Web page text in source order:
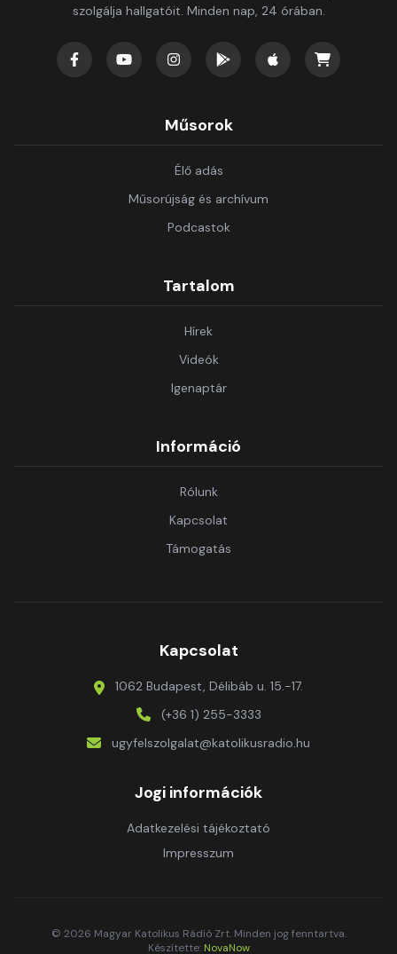
szolgálja hallgatóit. Minden nap, 24 órában.
Műsorok
Élő adás
Műsorújság és archívum
Podcastok
Tartalom
Hírek
Videók
Igenaptár
Információ
Rólunk
Kapcsolat
Támogatás
Kapcsolat
1062 Budapest, Délibáb u. 15.-17.
(+36 1) 255-3333
ugyfelszolgalat@katolikusradio.hu
Jogi információk
Adatkezelési tájékoztató
Impresszum
© 2026 Magyar Katolikus Rádió Zrt. Minden jog fenntartva.
Készítette: NovaNow